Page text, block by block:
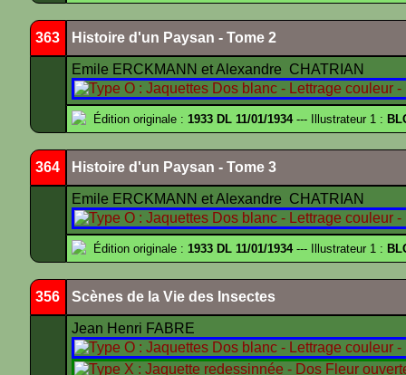
363 Histoire d'un Paysan - Tome 2
Emile ERCKMANN et Alexandre CHATRIAN
Édition originale : 1933 DL 11/01/1934--- Illustrateur 1 :
364 Histoire d'un Paysan - Tome 3
Emile ERCKMANN et Alexandre CHATRIAN
Édition originale : 1933 DL 11/01/1934--- Illustrateur 1 :
356 Scènes de la Vie des Insectes
Jean Henri FABRE